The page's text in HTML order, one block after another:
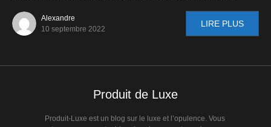
Alexandre
10 septembre 2022
LIRE PLUS
Produit de Luxe
Produit-Luxe est un blog sur le luxe et l’opulence. Vous